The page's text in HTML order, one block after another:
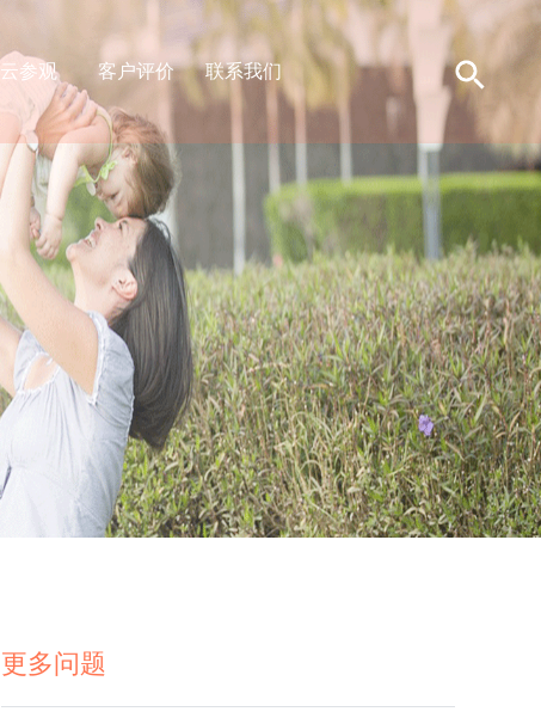
云参观 客户评价 联系我们
更多问题